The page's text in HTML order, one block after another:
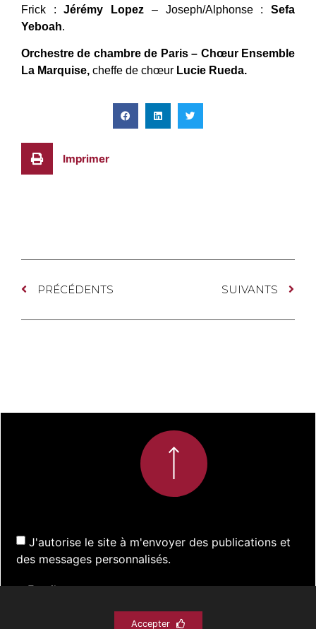
Frick :Jérémy Lopez – Joseph/Alphonse :Sefa
Yeboah.
Orchestre de chambre de Paris – Chœur Ensemble
La Marquise, cheffe de chœur Lucie Rueda.
Imprimer
PRÉCÉDENTS SUIVANTS
J'autorise le site à m'envoyer des publications et
des messages personnalisés.
Accepter